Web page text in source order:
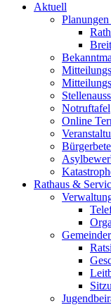
Aktuell
Notruftafel
Online
Rathaus &